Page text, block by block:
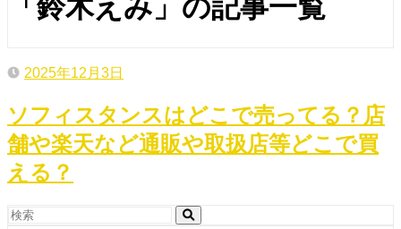
「鈴木えみ」の記事一覧
2025年12月3日
ソフィスタンスはどこで売ってる？店
舗や楽天など通販や取扱店等どこで買
える？